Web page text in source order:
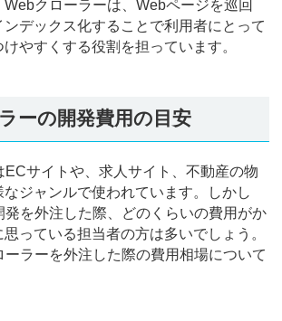
クローラーは、Webページを巡回
ンデックス化することで利用者にとって
やすくする役割を担っています。
ーの開発費用の目安
ECサイトや、求人サイト、不動産の物
ジャンルで使われています。しかし
発を外注した際、どのくらいの費用がか
っている担当者の方は多いでしょう。
ーラーを外注した際の費用相場について